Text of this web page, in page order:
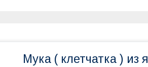
Мука ( клетчатка ) из